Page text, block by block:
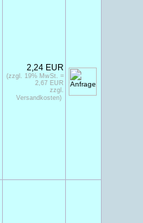
2,24 EUR
(zzgl. 19% MwSt. =
2,67 EUR
zzgl.
Versandkosten)